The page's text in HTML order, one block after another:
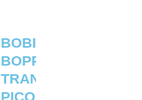
BOBINA
BOPP
TRANSPARENTE
PICOLÉ